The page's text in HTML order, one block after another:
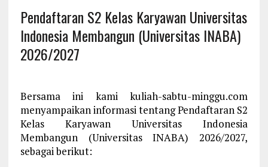
Pendaftaran S2 Kelas Karyawan Universitas
Indonesia Membangun (Universitas INABA)
2026/2027
Bersama ini kami kuliah-sabtu-minggu.com
menyampaikan informasi tentang Pendaftaran S2
Kelas Karyawan Universitas Indonesia
Membangun (Universitas INABA) 2026/2027,
sebagai berikut: